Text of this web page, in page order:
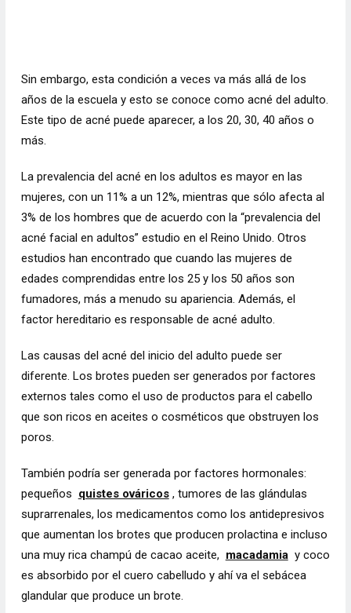
Sin embargo, esta condición a veces va más allá de los
años de la escuela y esto se conoce como acné del adulto.
Este tipo de acné puede aparecer, a los 20, 30, 40 años o
más.
La prevalencia del acné en los adultos es mayor en las
mujeres, con un 11% a un 12%, mientras que sólo afecta al
3% de los hombres que de acuerdo con la “prevalencia del
acné facial en adultos” estudio en el Reino Unido. Otros
estudios han encontrado que cuando las mujeres de
edades comprendidas entre los 25 y los 50 años son
fumadores, más a menudo su apariencia. Además, el
factor hereditario es responsable de acné adulto.
Las causas del acné del inicio del adulto puede ser
diferente. Los brotes pueden ser generados por factores
externos tales como el uso de productos para el cabello
que son ricos en aceites o cosméticos que obstruyen los
poros.
También podría ser generada por factores hormonales:
pequeños quistes ováricos, tumores de las glándulas
suprarrenales, los medicamentos como los antidepresivos
que aumentan los brotes que producen prolactina e incluso
una muy rica champú de cacao aceite, macadamiay coco
es absorbido por el cuero cabelludo y ahí va el sebácea
glandular que produce un brote.